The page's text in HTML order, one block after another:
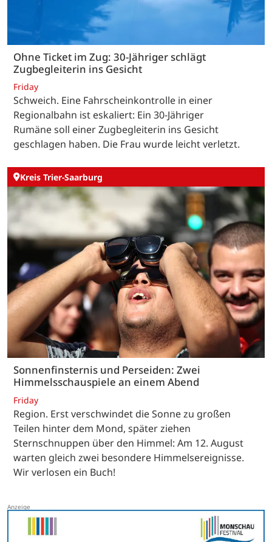
Ohne Ticket im Zug: 30-Jähriger schlägt
Zugbegleiterin ins Gesicht
Friday
Schweich. Eine Fahrscheinkontrolle in einer
Regionalbahn ist eskaliert: Ein 30-Jähriger
Rumäne soll einer Zugbegleiterin ins Gesicht
geschlagen haben. Die Frau wurde leicht verletzt.
Kreis Trier-Saarburg
Sonnenfinsternis und Perseiden: Zwei
Himmelsschauspiele an einem Abend
Friday
Region. Erst verschwindet die Sonne zu großen
Teilen hinter dem Mond, später ziehen
Sternschnuppen über den Himmel: Am 12. August
warten gleich zwei besondere Himmelsereignisse.
Wir verlosen ein Buch!